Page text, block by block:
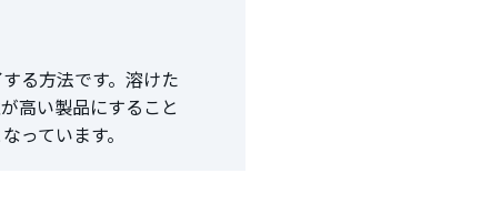
る方法です。溶けた
高い製品にすること
っています。